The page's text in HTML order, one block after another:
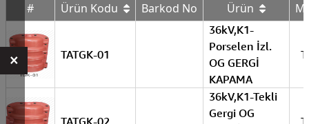
# Ürün Kodu Barkod No Ürün
TATGK-01
36kV,K1-
Porselen İzl.
OG GERGİ
KAPAMA
TATGK-02
36kV,K1-Tekli
Gergi OG
×